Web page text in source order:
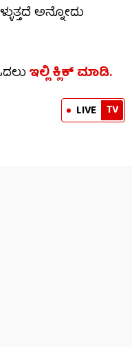
ಅನ್ನೋದು
ಇಲ್ಲಿ ಕ್ಲಿಕ್ ಮಾಡಿ.
LIVE TV